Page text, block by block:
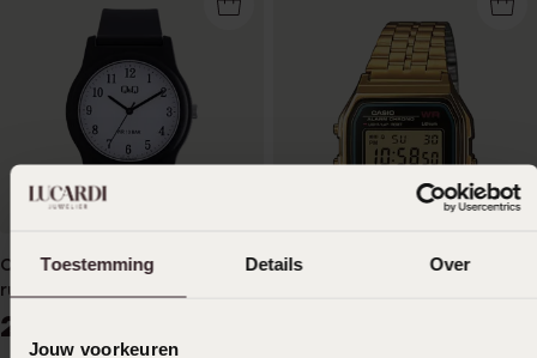
Toestemming Details Over
Jouw voorkeuren
Q&Q herenhorloge met
rubber band G22A-001VY
29